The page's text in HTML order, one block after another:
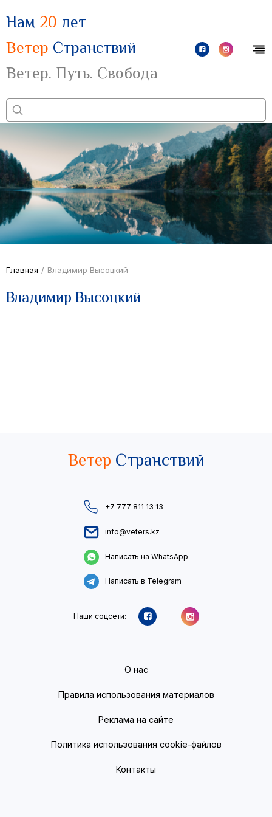
Нам 20 лет
Ветер Странствий
Ветер. Путь. Свобода
Главная / Владимир Высоцкий
Владимир Высоцкий
Ветер Странствий
+7 777 811 13 13
info@veters.kz
Написать на WhatsApp
Написать в Telegram
Наши соцсети:
О нас
Правила использования материалов
Реклама на сайте
Политика использования cookie-файлов
Контакты